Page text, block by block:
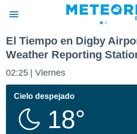
de
para
la
calidad.
a este
El Tiempo en Digby
Weather Reporting
02:25 Viernes
Cielo despejado
18°